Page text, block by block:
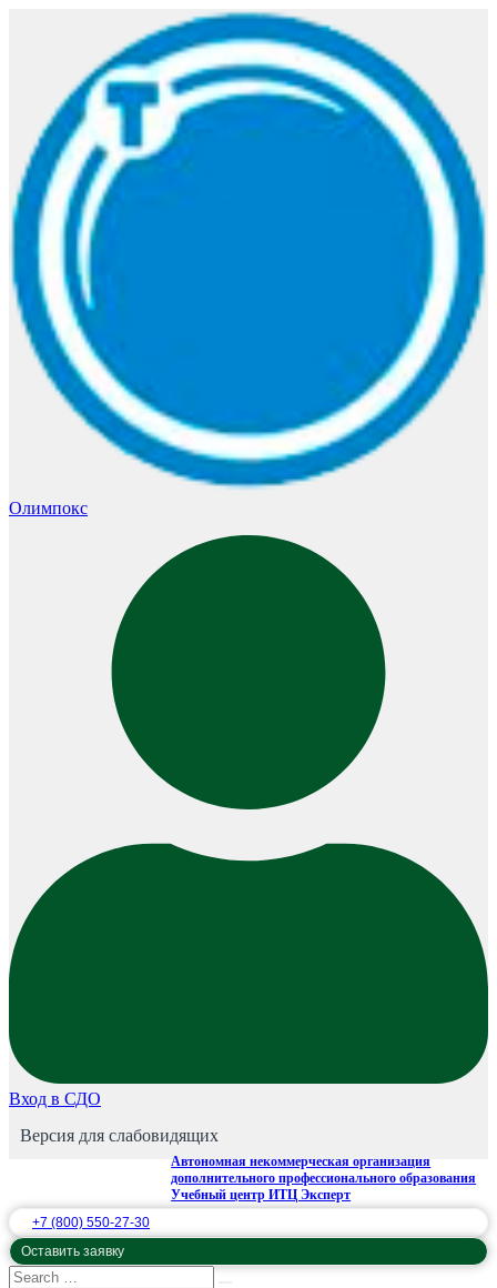
Олимпокс
Вход в СДО
Версия для слабовидящих
Автономная некоммерческая организация
дополнительного профессионального образования
Учебный центр ИТЦ Эксперт
+7 (800) 550-27-30
Оставить заявку